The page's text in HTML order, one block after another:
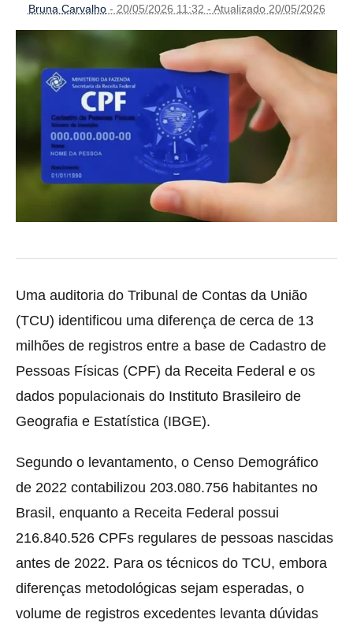
Bruna Carvalho- 20/05/2026 11:32 - Atualizado 20/05/2026
Uma auditoria do Tribunal de Contas da União
(TCU) identificou uma diferença de cerca de 13
milhões de registros entre a base de Cadastro de
Pessoas Físicas (CPF) da Receita Federal e os
dados populacionais do Instituto Brasileiro de
Geografia e Estatística (IBGE).
Segundo o levantamento, o Censo Demográfico
de 2022 contabilizou 203.080.756 habitantes no
Brasil, enquanto a Receita Federal possui
216.840.526 CPFs regulares de pessoas nascidas
antes de 2022. Para os técnicos do TCU, embora
diferenças metodológicas sejam esperadas, o
volume de registros excedentes levanta dúvidas